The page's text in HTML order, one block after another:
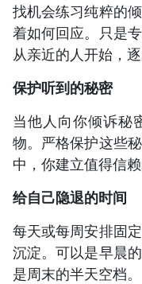
找机会练习纯粹的
着如何回应。只是
从亲近的人开始，
保护听到的秘密
当他人向你倾诉秘
物。严格保护这些
中，你建立值得信赖
给自己隐退的时间
每天或每周安排固
沉淀。可以是早晨
是周末的半天空档。